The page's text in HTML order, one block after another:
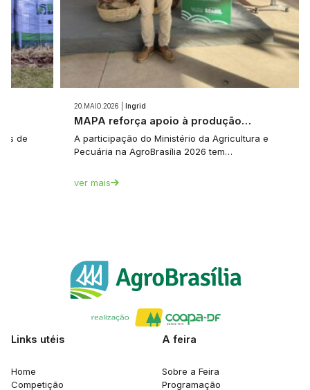
de
20.MAIO.2026 | Ingrid
MAPA reforça apoio à produção…
A participação do Ministério da Agricultura e
Pecuária na AgroBrasília 2026 tem…
ver mais
Links utéis
Home
Competição
A feira
Sobre a Feira
Programação